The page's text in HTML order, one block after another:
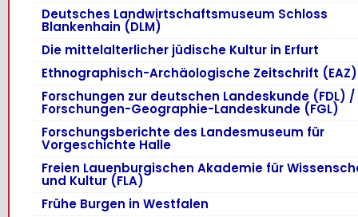
Deutsches Landwirtschaftsmuseum Schloss
Blankenhain (DLM)
Die mittelalterlicher jüdische Kultur in Erfurt
Ethnographisch-Archäologische Zeitschrift (EAZ)
Forschungen zur deutschen Landeskunde (FDL) /
Forschungen-Geographie-Landeskunde (FGL)
Forschungsberichte des Landesmuseum für
Vorgeschichte Halle
Freien Lauenburgischen Akademie für
und Kultur (FLA)
Frühe Burgen in Westfalen